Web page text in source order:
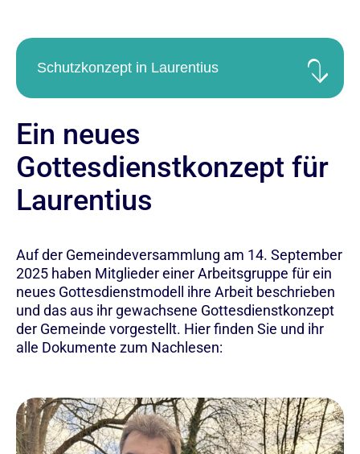
Schutzkonzept in Laurentius
Ein neues
Gottesdienstkonzept für
Laurentius
Auf der Gemeindeversammlung am 14. September
2025 haben Mitglieder einer Arbeitsgruppe für ein
neues Gottesdienstmodell ihre Arbeit beschrieben
und das aus ihr gewachsene Gottesdienstkonzept
der Gemeinde vorgestellt. Hier finden Sie und ihr
alle Dokumente zum Nachlesen: